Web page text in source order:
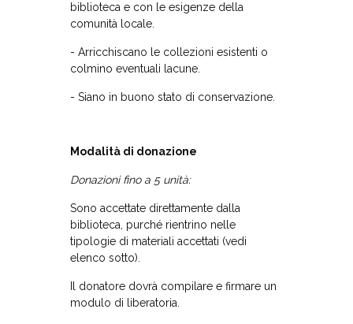
biblioteca e con le esigenze della
comunità locale.
- Arricchiscano le collezioni esistenti o
colmino eventuali lacune.
- Siano in buono stato di conservazione.
Modalità di donazione
Donazioni fino a 5 unità:
Sono accettate direttamente dalla
biblioteca, purché rientrino nelle
tipologie di materiali accettati (vedi
elenco sotto).
Il donatore dovrà compilare e firmare un
modulo di liberatoria.